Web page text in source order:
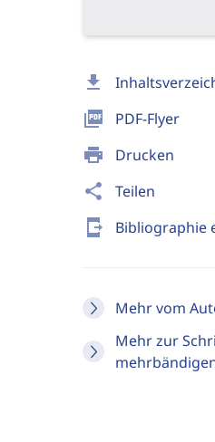
download
picture_as_pdf PDF-Flyer
print Drucken
share Teilen
send_to_mobile Bibliographie
Mehr vom
Mehr zur